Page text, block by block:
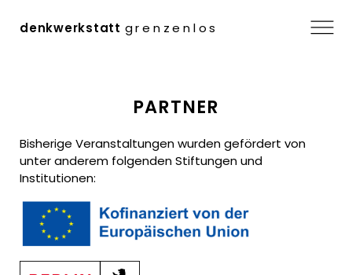
springen
denkwerkstatt grenzenlos
PARTNER
Bisherige Veranstaltungen wurden gefördert von
unter anderem folgenden Stiftungen und
Institutionen: